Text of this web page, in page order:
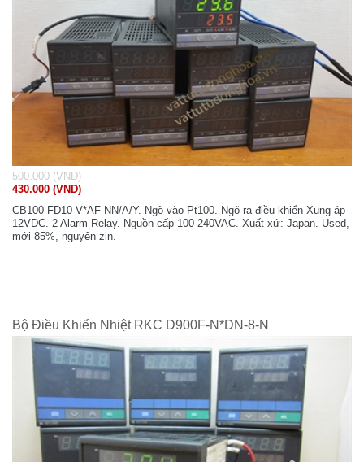
500.000 (VND)
430.000 (VND)
CB100 FD10-V*AF-NN/A/Y. Ngõ vào Pt100. Ngõ ra điều khiển Xung áp
12VDC. 2 Alarm Relay. Nguồn cấp 100-240VAC. Xuất xứ: Japan. Used,
mới 85%, nguyên zin.
Bộ Điều Khiển Nhiệt RKC D900F-N*DN-8-N